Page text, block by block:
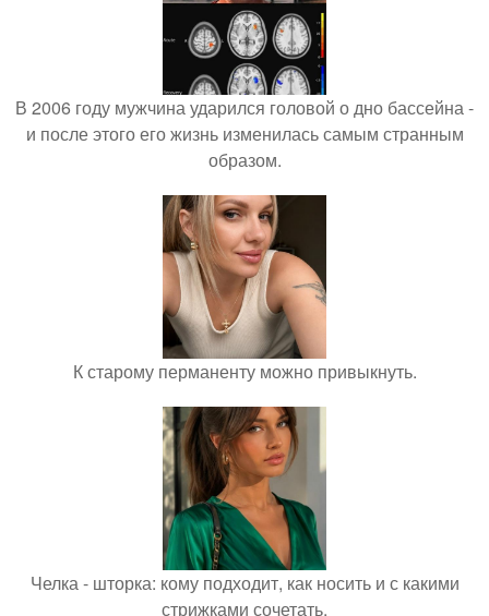
В 2006 году мужчина ударился головой о дно бассейна -
и после этого его жизнь изменилась самым странным
образом.
К старому перманенту можно привыкнуть.
Челка - шторка: кому подходит, как носить и с какими
стрижками сочетать.